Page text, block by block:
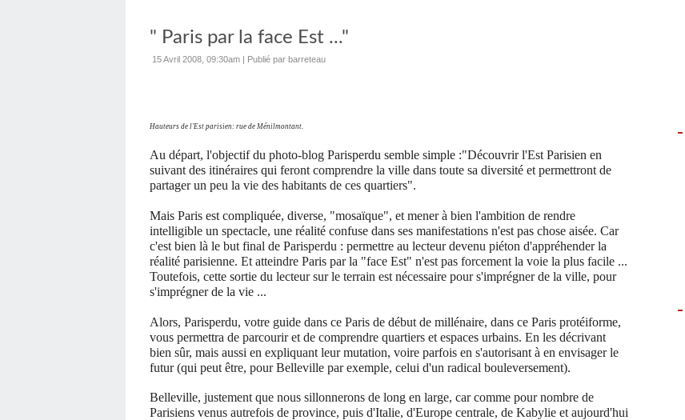
" Paris par la face Est ..."
15 Avril 2008, 09:30am | Publié par barreteau
Hauteurs de l'Est parisien: rue de Ménilmontant.
Au départ, l'objectif du photo-blog Parisperdu semble simple :"Découvrir l'Est Parisien en
suivant des itinéraires qui feront comprendre la ville dans toute sa diversité et permettront de
partager un peu la vie des habitants de ces quartiers".
Mais Paris est compliquée, diverse, "mosaïque", et mener à bien l'ambition de rendre
intelligible un spectacle, une réalité confuse dans ses manifestations n'est pas chose aisée. Car
c'est bien là le but final de Parisperdu : permettre au lecteur devenu piéton d'appréhender la
réalité parisienne. Et atteindre Paris par la "face Est" n'est pas forcement la voie la plus facile ...
Toutefois, cette sortie du lecteur sur le terrain est nécessaire pour s'imprégner de la ville, pour
s'imprégner de la vie ...
Alors, Parisperdu, votre guide dans ce Paris de début de millénaire, dans ce Paris protéiforme,
vous permettra de parcourir et de comprendre quartiers et espaces urbains. En les décrivant
bien sûr, mais aussi en expliquant leur mutation, voire parfois en s'autorisant à en envisager le
futur (qui peut être, pour Belleville par exemple, celui d'un radical bouleversement).
Belleville, justement que nous sillonnerons de long en large, car comme pour nombre de
Parisiens venus autrefois de province, puis d'Italie, d'Europe centrale, de Kabylie et aujourd'hui